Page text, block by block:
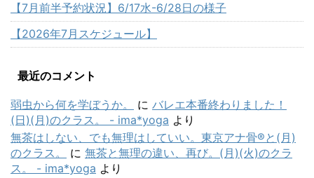
【7月前半予約状況】6/17水-6/28日の様子
【2026年7月スケジュール】
最近のコメント
弱虫から何を学ぼうか。 に バレエ本番終わりました！
(日)(月)のクラス。 - ima*yoga より
無茶はしない、でも無理はしていい。東京アナ骨®と(月)
のクラス。
に 無茶と無理の違い、再び。(月)(火)のクラ
ス。 - ima*yoga より